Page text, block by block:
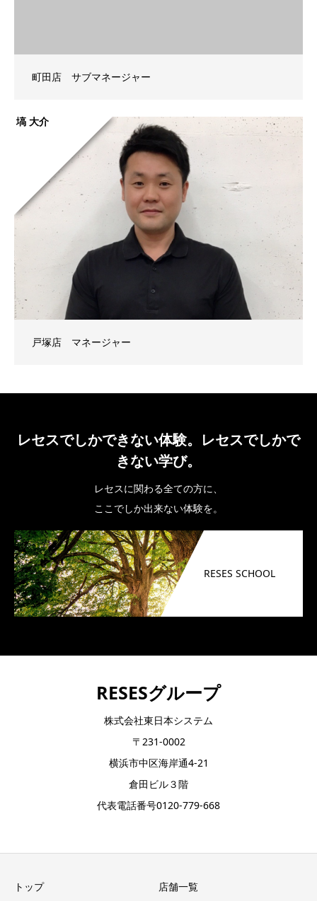
町田店 サブマネージャー
塙 大介
戸塚店 マネージャー
レセスでしかできない体験。レセスでしかで
きない学び。
レセスに関わる全ての方に、
ここでしか出来ない体験を。
RESES SCHOOL
RESESグループ
株式会社東日本システム
〒231-0002
横浜市中区海岸通4-21
倉田ビル３階
代表電話番号0120-779-668
トップ 店舗一覧